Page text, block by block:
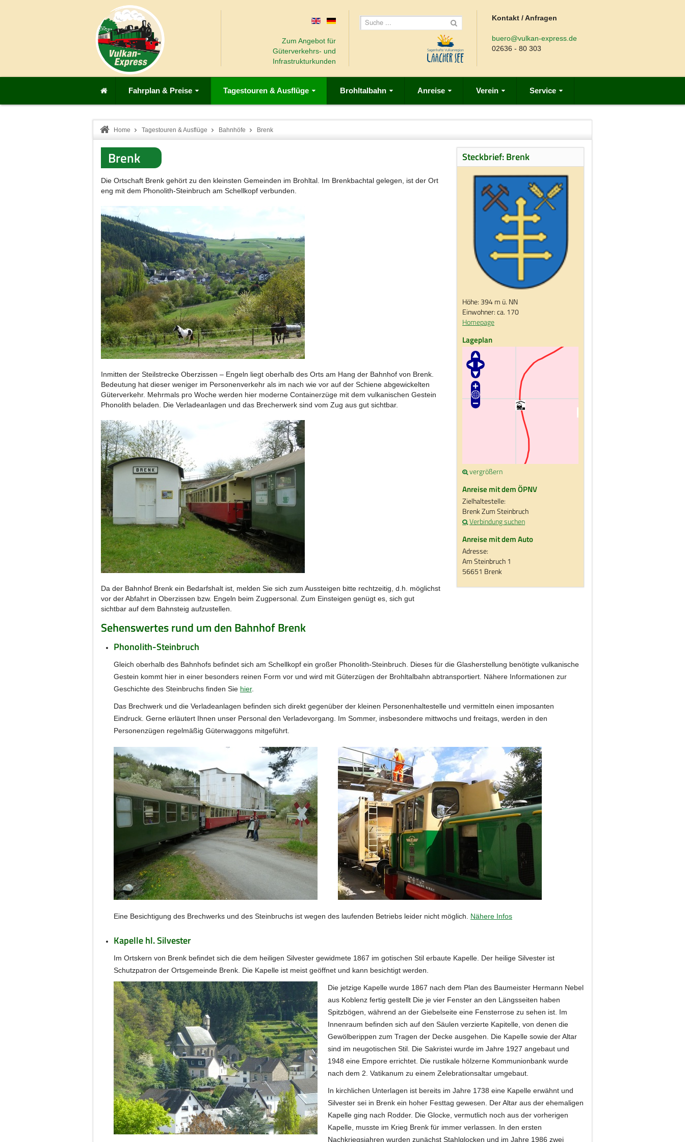
Zum Angebot für
Güterverkehrs- und
Infrastrukturkunden
Kontakt / Anfragen
buero@vulkan-express.de
02636 - 80 303
Fahrplan & Preise Tagestouren & Ausflüge Brohltalbahn Anreise Verein Service
Home Tagestouren & Ausflüge Bahnhöfe Brenk
Brenk Steckbrief: Brenk
Höhe: 394 m ü. NN
Einwohner: ca. 170
Homepage
Lageplan
vergrößern
Anreise mit dem ÖPNV
Zielhaltestelle:
Brenk Zum Steinbruch
Verbindung suchen
Anreise mit dem Auto
Adresse:
Am Steinbruch 1
56651 Brenk
Die Ortschaft Brenk gehört zu den kleinsten Gemeinden im Brohltal. Im Brenkbachtal gelegen, ist der Ort
eng mit dem Phonolith-Steinbruch am Schellkopf verbunden.
Inmitten der Steilstrecke Oberzissen – Engeln liegt oberhalb des Orts am Hang der Bahnhof von Brenk.
Bedeutung hat dieser weniger im Personenverkehr als im nach wie vor auf der Schiene abgewickelten
Güterverkehr. Mehrmals pro Woche werden hier moderne Containerzüge mit dem vulkanischen Gestein
Phonolith beladen. Die Verladeanlagen und das Brecherwerk sind vom Zug aus gut sichtbar.
Da der Bahnhof Brenk ein Bedarfshalt ist, melden Sie sich zum Aussteigen bitte rechtzeitig, d.h. möglichst
vor der Abfahrt in Oberzissen bzw. Engeln beim Zugpersonal. Zum Einsteigen genügt es, sich gut
sichtbar auf dem Bahnsteig aufzustellen.
Sehenswertes rund um den Bahnhof Brenk
Phonolith-Steinbruch
Gleich oberhalb des Bahnhofs befindet sich am Schellkopf ein großer Phonolith-Steinbruch. Dieses für die Glasherstellung benötigte vulkanische
Gestein kommt hier in einer besonders reinen Form vor und wird mit Güterzügen der Brohltalbahn abtransportiert. Nähere Informationen zur
Geschichte des Steinbruchs finden Sie hier.
Das Brechwerk und die Verladeanlagen befinden sich direkt gegenüber der kleinen Personenhaltestelle und vermitteln einen imposanten
Eindruck. Gerne erläutert Ihnen unser Personal den Verladevorgang. Im Sommer, insbesondere mittwochs und freitags, werden in den
Personenzügen regelmäßig Güterwaggons mitgeführt.
Eine Besichtigung des Brechwerks und des Steinbruchs ist wegen des laufenden Betriebs leider nicht möglich. Nähere Infos
Kapelle hl. Silvester
Im Ortskern von Brenk befindet sich die dem heiligen Silvester gewidmete 1867 im gotischen Stil erbaute Kapelle. Der heilige Silvester ist
Schutzpatron der Ortsgemeinde Brenk. Die Kapelle ist meist geöffnet und kann besichtigt werden.
Die jetzige Kapelle wurde 1867 nach dem Plan des Baumeister Hermann Nebel
aus Koblenz fertig gestellt Die je vier Fenster an den Längsseiten haben
Spitzbögen, während an der Giebelseite eine Fensterrose zu sehen ist. Im
Innenraum befinden sich auf den Säulen verzierte Kapitelle, von denen die
Gewölberippen zum Tragen der Decke ausgehen. Die Kapelle sowie der Altar
sind im neugotischen Stil. Die Sakristei wurde im Jahre 1927 angebaut und
1948 eine Empore errichtet. Die rustikale hölzerne Kommunionbank wurde
nach dem 2. Vatikanum zu einem Zelebrationsaltar umgebaut.
In kirchlichen Unterlagen ist bereits im Jahre 1738 eine Kapelle erwähnt und
Silvester sei in Brenk ein hoher Festtag gewesen. Der Altar aus der ehemaligen
Kapelle ging nach Rodder. Die Glocke, vermutlich noch aus der vorherigen
Kapelle, musste im Krieg Brenk für immer verlassen. In den ersten
Nachkriegsjahren wurden zunächst Stahlglocken und im Jahre 1986 zwei